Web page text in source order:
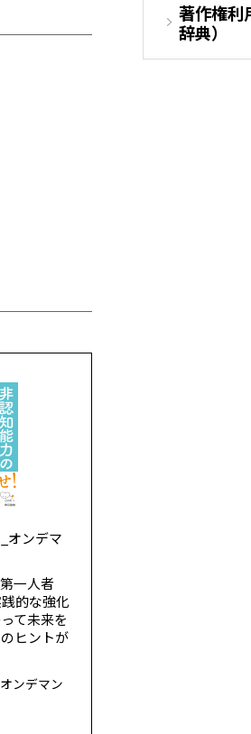
オンデマ
一人者
的な強化
て未来を
ヒントが
ンデマン
著作権利
辞典）